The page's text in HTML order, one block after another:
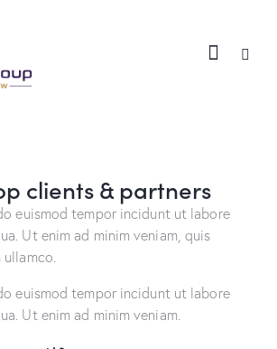
clients & partners
euismod tempor incidunt ut labore
Ut enim ad minim veniam, quis
euismod tempor incidunt ut labore
Ut enim ad minim veniam.